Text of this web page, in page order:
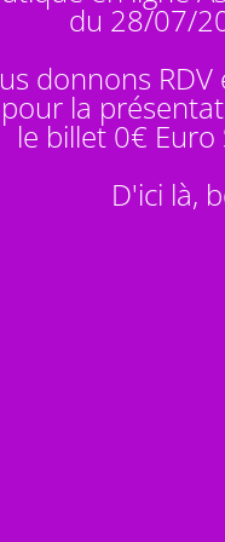
du 28/07/
donnons
pour la
le billet 0€ Euro
D'ici là,